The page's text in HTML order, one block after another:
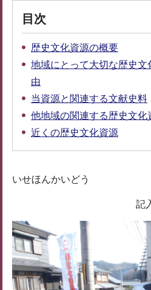
目次
歴史文化資源の概要
地域にとって大切な歴史文
由
当資源と関連する文献史料
他地域の関連する歴史文化
近くの歴史文化資源
いせほんかいどう
記